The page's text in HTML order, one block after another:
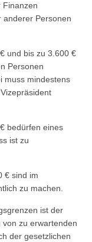
Finanzen
anderer Personen
und bis zu 3.600 €
Personen
muss mindestens
bedürfen eines
ist zu
€ sind im
zu machen.
ist der
von zu erwartenden
der gesetzlichen